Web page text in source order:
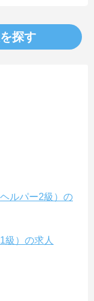
探す
ルパー2級）の
級）の求人